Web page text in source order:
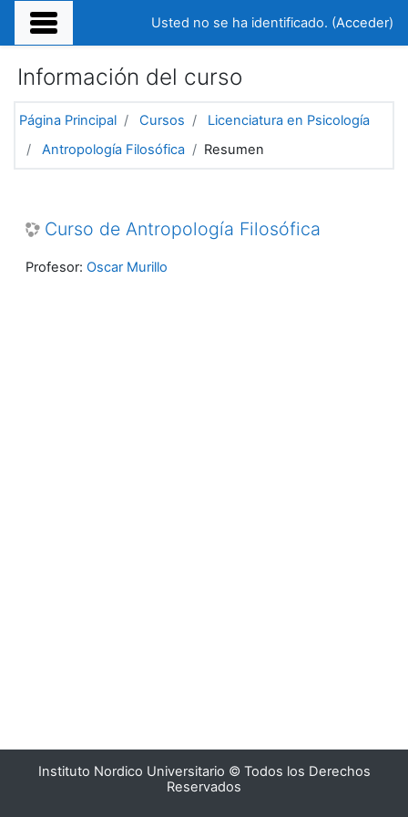
Salta al contenido principal
Usted no se ha identificado. (Acceder)
Información del curso
Página Principal Cursos
Licenciatura en Psicología
Antropología Filosófica
Resumen
Curso de Antropología Filosófica
Profesor: Oscar Murillo
Instituto Nordico Universitario © Todos los Derechos
Reservados